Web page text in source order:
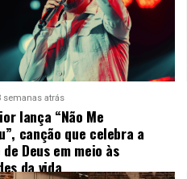
semanas atrás
lança “Não Me
canção que celebra a
Deus em meio às
da vida